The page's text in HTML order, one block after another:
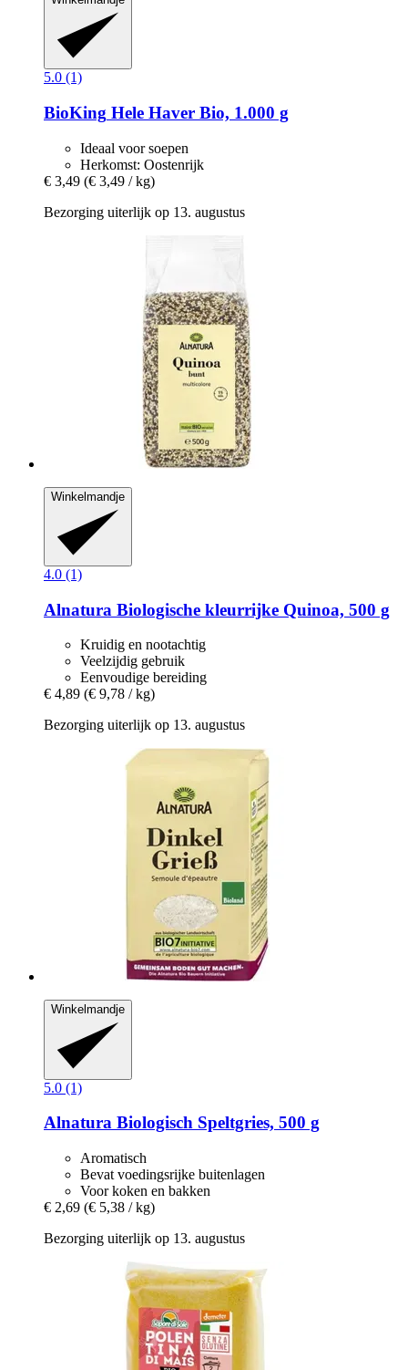
5.0 (1)
BioKing Hele Haver Bio, 1.000 g
Ideaal voor soepen
Herkomst: Oostenrijk
€ 3,49 (€ 3,49 / kg)
Bezorging uiterlijk op 13. augustus
Winkelmandje
4.0 (1)
Alnatura Biologische kleurrijke Quinoa, 500 g
Kruidig en nootachtig
Veelzijdig gebruik
Eenvoudige bereiding
€ 4,89 (€ 9,78 / kg)
Bezorging uiterlijk op 13. augustus
Winkelmandje
5.0 (1)
Alnatura Biologisch Speltgries, 500 g
Aromatisch
Bevat voedingsrijke buitenlagen
Voor koken en bakken
€ 2,69 (€ 5,38 / kg)
Bezorging uiterlijk op 13. augustus